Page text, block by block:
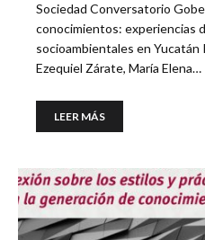
Sociedad Conversatorio
conocimientos: experiencias
socioambientales en Yucatán
Ezequiel Zárate, María Elena…
LEER MÁS